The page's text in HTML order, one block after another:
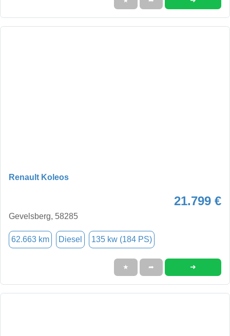
Renault Koleos
21.799 €
Gevelsberg, 58285
62.663 km Diesel 135 kw (184 PS)
★ ➦ ➜